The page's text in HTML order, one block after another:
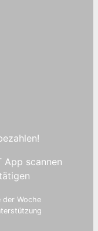
App scannen
der Woche